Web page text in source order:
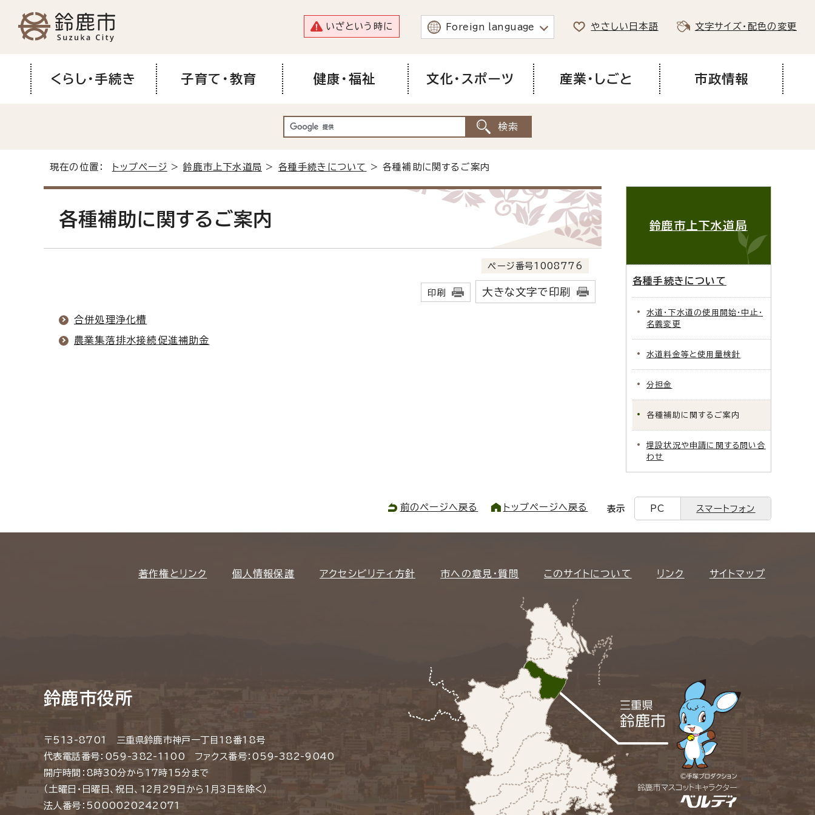
いざという時に Foreign language やさしい日本語 文字サイズ・配色の変更
くらし・手続き 子育て・教育 健康・福祉 文化・スポーツ 産業・しごと 市政情報
現在の位置： トップページ >鈴鹿市上下水道局 > 各種手続きについて > 各種補助に関するご案内
各種補助に関するご案内
ページ番号1008776
印刷 大きな文字で印刷
合併処理浄化槽
農業集落排水接続促進補助金
鈴鹿市上下水道局
各種手続きについて
水道・下水道の使用開始・中止・
名義変更
水道料金等と使用量検針
分担金
各種補助に関するご案内
埋設状況や申請に関する問い合
わせ
前のページへ戻る トップページへ戻る 表示 PC スマートフォン
著作権とリンク 個人情報保護 アクセシビリティ方針 市への意見・質問 このサイトについて リンク サイトマップ
鈴鹿市役所
〒513-8701 三重県鈴鹿市神戸一丁目18番18号
代表電話番号：059-382-1100 ファクス番号：059-382-9040
開庁時間：8時30分から17時15分まで
（土曜日・日曜日、祝日、12月29日から1月3日を除く）
法人番号：5000020242071